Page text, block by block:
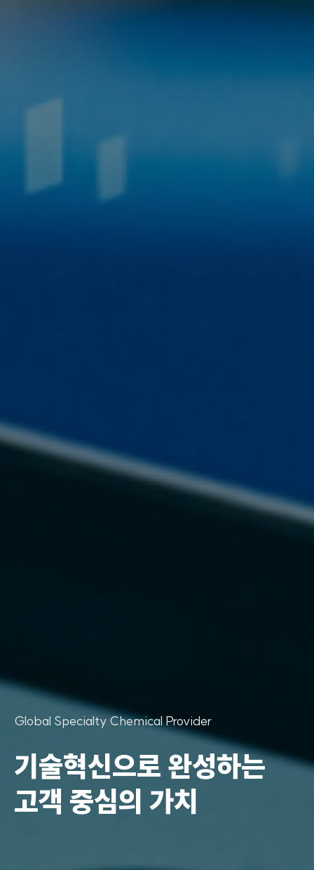
Global Specialty Chemical Provider
소재산업의 중심,
지속가능한 미래